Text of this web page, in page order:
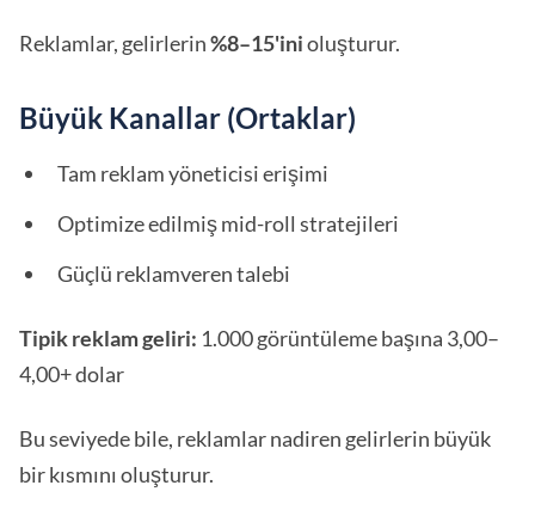
Reklamlar, gelirlerin%8–15'inioluşturur.
Büyük Kanallar (Ortaklar)
Tam reklam yöneticisi erişimi
Optimize edilmiş mid-roll stratejileri
Güçlü reklamveren talebi
Tipik reklam geliri: 1.000 görüntüleme başına 3,00–
4,00+ dolar
Bu seviyede bile, reklamlar nadiren gelirlerin büyük
bir kısmını oluşturur.